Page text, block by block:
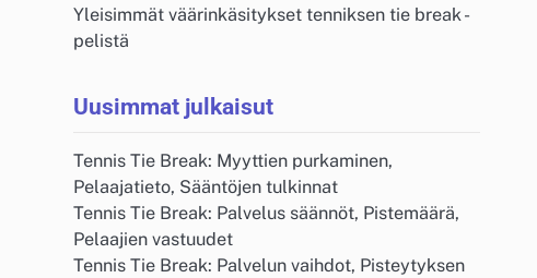
Yleisimmät väärinkäsitykset tenniksen tie break -
pelistä
Uusimmat julkaisut
Tennis Tie Break: Myyttien purkaminen,
Pelaajatieto, Sääntöjen tulkinnat
Tennis Tie Break: Palvelus säännöt, Pistemäärä,
Pelaajien vastuudet
Tennis Tie Break: Palvelun vaihdot, Pisteytyksen